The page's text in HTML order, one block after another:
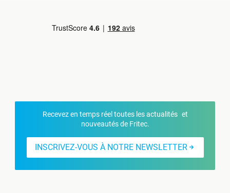
Recevez en temps réel toutes les actualités et
nouveautés de Fritec.
INSCRIVEZ-VOUS À NOTRE NEWSLETTER